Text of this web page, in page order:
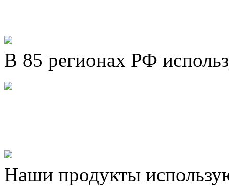
В 85 регионах РФ
Наши продукты